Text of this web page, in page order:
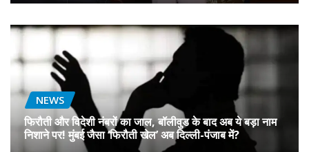
NEWS
फिरौती और विदेशी नंबरों का जाल, बॉलीवुड के बाद अब ये बड़ा नाम
निशाने पर! मुंबई जैसा ‘फिरौती खेल’ अब दिल्ली-पंजाब में?